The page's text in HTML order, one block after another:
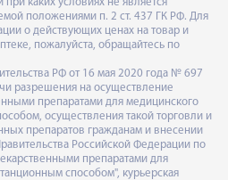
положениями п. 2 ст. 437 ГК РФ. Для
о действующих ценах на товар и
пожалуйста, обращайтесь по
РФ от 16 мая 2020 года № 697
разрешения на осуществление
препаратами для медицинского
осуществления такой торговли и
препаратов гражданам и внесении
Российской Федерации по
препаратами для
способом", курьерская